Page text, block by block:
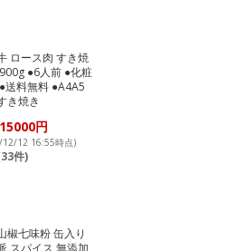
ロース肉 すき焼
●6人前 ●化粧
送料無料 ●A4A5
き焼き
15000円
12 16:55時点)
件)
椒七味粉 缶入り